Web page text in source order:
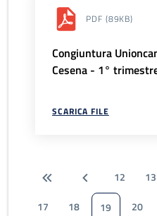
PDF (89KB)
Congiuntura
Cesena - 1°
SCARICA FILE
12 13
17
18 19 20